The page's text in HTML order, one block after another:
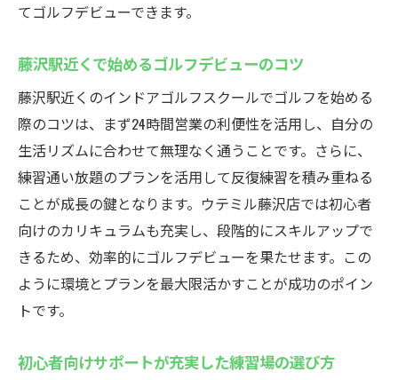
てゴルフデビューできます。
藤沢駅近くで始めるゴルフデビューのコツ
藤沢駅近くのインドアゴルフスクールでゴルフを始める
際のコツは、まず24時間営業の利便性を活用し、自分の
生活リズムに合わせて無理なく通うことです。さらに、
練習通い放題のプランを活用して反復練習を積み重ねる
ことが成長の鍵となります。ウテミル藤沢店では初心者
向けのカリキュラムも充実し、段階的にスキルアップで
きるため、効率的にゴルフデビューを果たせます。この
ように環境とプランを最大限活かすことが成功のポイン
トです。
初心者向けサポートが充実した練習場の選び方